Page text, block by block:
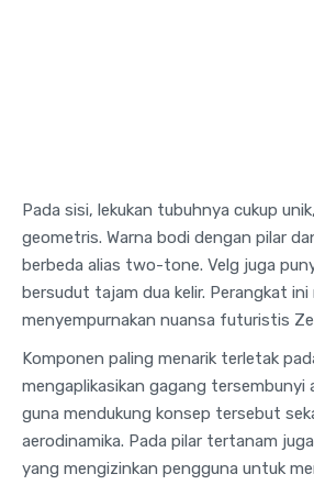
Pada sisi, lekukan tubuhnya cukup
geometris. Warna bodi dengan pilar
berbeda alias two-tone. Velg juga
bersudut tajam dua kelir. Perangkat ini
menyempurnakan nuansa futuristis
Komponen paling menarik terletak
mengaplikasikan gagang tersembunyi
guna mendukung konsep tersebut
aerodinamika. Pada pilar tertanam
yang mengizinkan pengguna untuk